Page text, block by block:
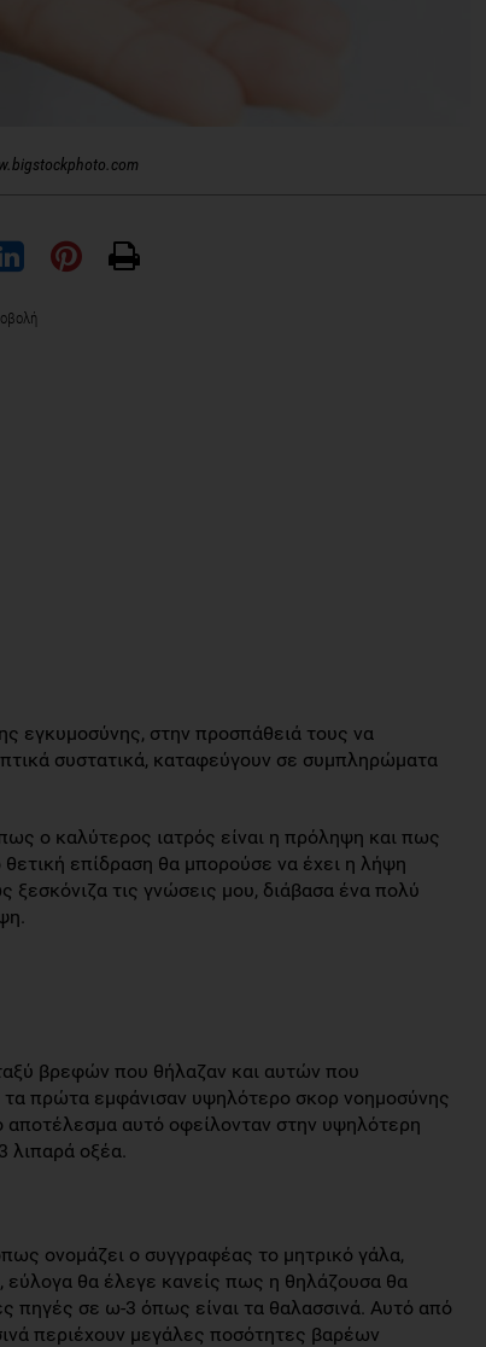
εγκυμοσύνης, στην προσπάθειά τους να
συστατικά, καταφεύγουν σε συμπληρώματα
ο καλύτερος ιατρός είναι η πρόληψη και πως
θετική επίδραση θα μπορούσε να έχει η λήψη
τις γνώσεις μου, διάβασα ένα πολύ
βρεφών που θήλαζαν και αυτών που
πρώτα εμφάνισαν υψηλότερο σκορ νοημοσύνης
αποτέλεσμα αυτό οφείλονταν στην υψηλότερη
λιπαρά οξέα.
ονομάζει ο συγγραφέας το μητρικό γάλα,
εύλογα θα έλεγε κανείς πως η θηλάζουσα θα
πηγές σε ω-3 όπως είναι τα θαλασσινά. Αυτό από
περιέχουν μεγάλες ποσότητες βαρέων